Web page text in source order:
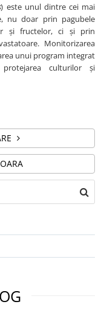
) este unul dintre cei mai
nu doar prin pagubele
și fructelor, ci și prin
Monitorizarea
unui program integrat
culturilor și